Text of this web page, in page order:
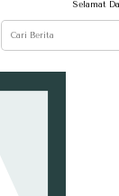
Selamat Datang di